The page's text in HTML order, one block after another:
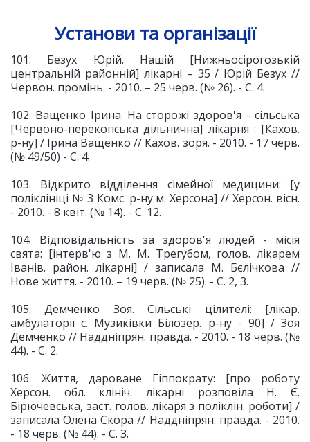
Установи та організації
101. Безух Юрій. Нашій [Нижньосірогозькій
центральній районній] лікарні – 35 / Юрій Безух //
Червон. промінь. - 2010. – 25 черв. (№ 26). - С. 4.
102. Ващенко Ірина. На сторожі здоров'я - сільська
[Червоно-перекопська дільнична] лікарня : [Кахов.
р-ну] / Ірина Ващенко // Кахов. зоря. - 2010. - 17 черв.
(№ 49/50) - С. 4.
103. Відкрито відділення сімейної медицини: [у
поліклініці № 3 Комс. р-ну м. Херсона] // Херсон. вісн.
- 2010. - 8 квіт. (№ 14). - С. 12.
104. Відповідальність за здоров'я людей - місія
свята: [інтерв'ю з М. М. Трегубом, голов. лікарем
Іванів. район. лікарні] / записала М. Бєлічкова //
Нове життя. - 2010. – 19 черв. (№ 25). - С. 2, 3.
105. Демченко Зоя. Сільські цілителі: [лікар.
амбулаторії с. Музиківки Білозер. р-ну - 90] / Зоя
Демченко // Наддніпрян. правда. - 2010. - 18 черв. (№
44). - С. 2.
106. Життя, дароване Гіппократу: [про роботу
Херсон. обл. клініч. лікарні розповіла Н. Є.
Бірючевська, заст. голов. лікаря з поліклін. роботи] /
записала Олена Скора // Наддніпрян. правда. - 2010.
- 18 черв. (№ 44). - С. 3.